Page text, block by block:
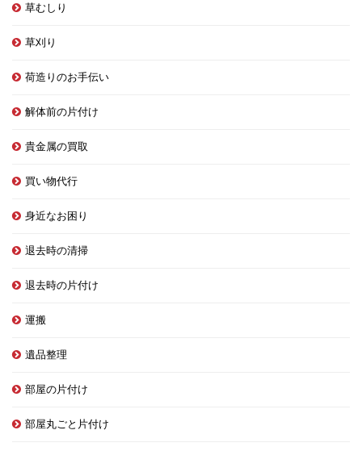
草むしり
草刈り
荷造りのお手伝い
解体前の片付け
貴金属の買取
買い物代行
身近なお困り
退去時の清掃
退去時の片付け
運搬
遺品整理
部屋の片付け
部屋丸ごと片付け